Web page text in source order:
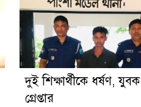
দুই শিক্ষার্থীকে ধর্ষণ, যুবক
গ্রেপ্তার